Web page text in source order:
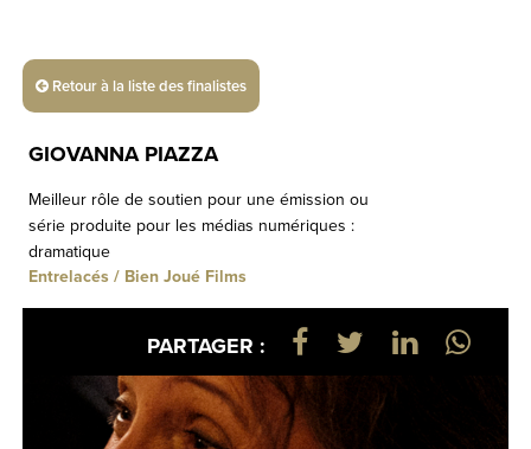
Retour à la liste des finalistes
GIOVANNA PIAZZA
Meilleur rôle de soutien pour une émission ou
série produite pour les médias numériques :
dramatique
Entrelacés / Bien Joué Films
PARTAGER :